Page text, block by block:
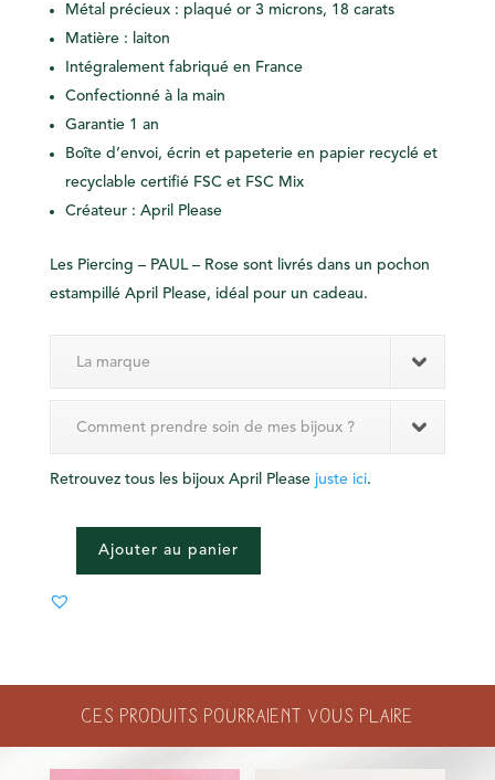
Métal précieux : plaqué or 3 microns, 18 carats
Matière : laiton
Intégralement fabriqué en France
Confectionné à la main
Garantie 1 an
Boîte d’envoi, écrin et papeterie en papier recyclé et
recyclable certifié FSC et FSC Mix
Créateur : April Please
Les Piercing – PAUL – Rose sont livrés dans un pochon
estampillé April Please, idéal pour un cadeau.
La marque
Comment prendre soin de mes bijoux ?
Retrouvez tous les bijoux April Please juste ici.
QUANTITÉ
PIERCING
-
ROSE
Ajouter au panier
Ces produits pourraient vous plaire